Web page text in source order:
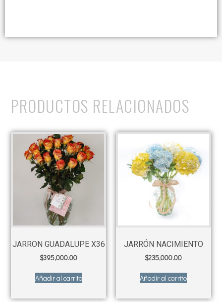
PRODUCTOS RELACIONADOS
JARRON GUADALUPE X36
$395,000.00
Añadir al carrito
JARRÓN NACIMIENTO
$235,000.00
Añadir al carrito